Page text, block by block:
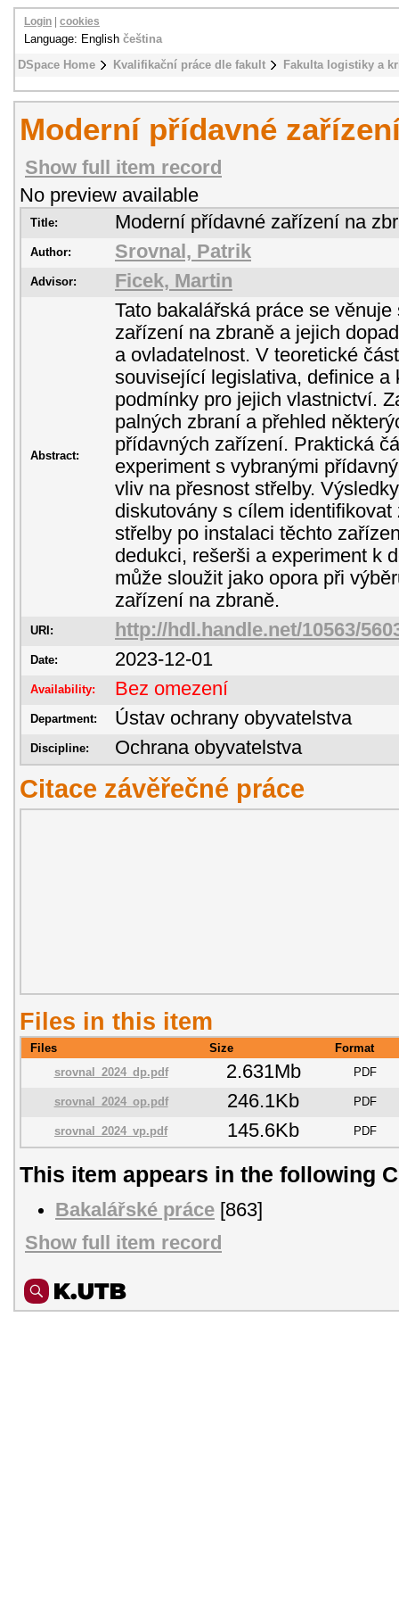
DSpace Home Kvalifikační práce dle fakult Fakulta logistiky a
Login cookies
Language: English čeština
Moderní přídavné
Show full item record
No preview available
Title: Moderní přídavné zařízení na
Author: Srovnal, Patrik
Advisor: Ficek, Martin
Abstract:
Tato bakalářská práce se
zařízení na zbraně a jejich
a ovladatelnost. V teoretické
související legislativa, definice a
podmínky pro jejich vlastnictví.
palných zbraní a přehled
přídavných zařízení. Praktická
experiment s vybranými
vliv na přesnost střelby.
diskutovány s cílem identifikovat
střelby po instalaci těchto
dedukci, rešerši a experiment k
může sloužit jako opora při
zařízení na zbraně.
URI: http://hdl.handle.net/10563/
Date: 2023-12-01
Availability: Bez omezení
Department: Ústav ochrany obyvatelstva
Discipline: Ochrana obyvatelstva
Citace závěřečné práce
Files in this item
Files Size
Format
srovnal_2024_dp.pdf
2.631Mb PDF
srovnal_2024_op.pdf 246.1Kb PDF
srovnal_2024_vp.pdf 145.6Kb PDF
This item appears in the following
Bakalářské práce [863]
Show full item record